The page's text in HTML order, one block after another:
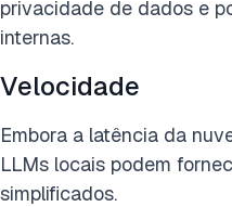
privacidade de dados e
internas.
Velocidade
Embora a latência da
LLMs locais podem
simplificados.